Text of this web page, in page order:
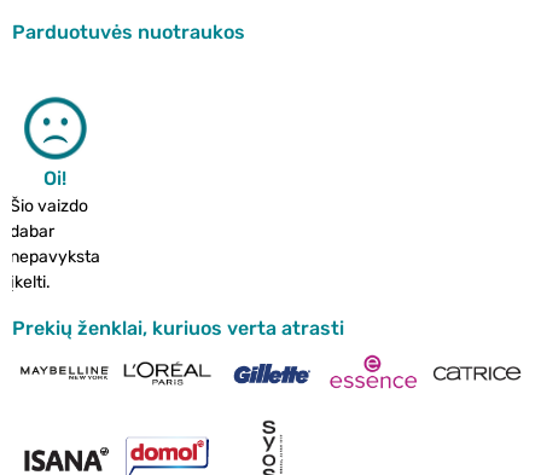
Parduotuvės nuotraukos
Oi!
Šio vaizdo
dabar
nepavyksta
įkelti.
Prekių ženklai, kuriuos verta atrasti